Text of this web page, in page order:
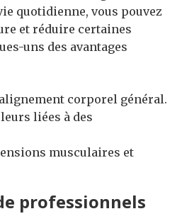
quotidienne, vous pouvez
et réduire certaines
uns des avantages
corporel général.
liées à des
musculaires et
professionnels